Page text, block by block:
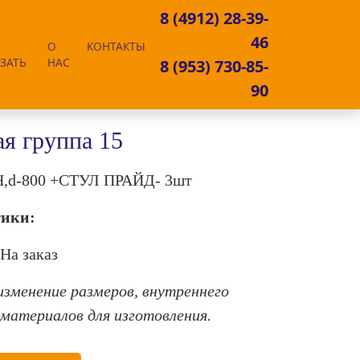
О
НАС
КОНТАКТЫ
8 (4912) 28-39-
46
8 (953) 730-85-
90
группа 15
800 +СТУЛ ПРАЙД- 3шт
заказ
размеров, внутреннего
для изготовления.